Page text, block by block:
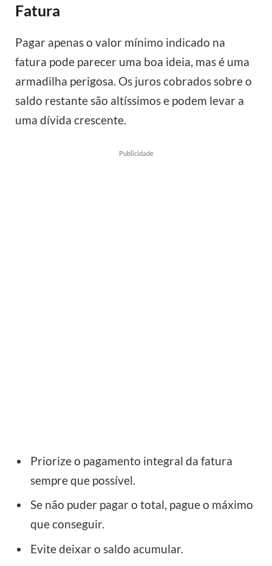
Fatura
Pagar apenas o valor mínimo indicado na
fatura pode parecer uma boa ideia, mas é uma
armadilha perigosa. Os juros cobrados sobre o
saldo restante são altíssimos e podem levar a
uma dívida crescente.
Publicidade
Priorize o pagamento integral da fatura
sempre que possível.
Se não puder pagar o total, pague o máximo
que conseguir.
Evite deixar o saldo acumular.